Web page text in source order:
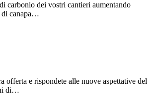
carbonio dei vostri cantieri aumentando
di canapa…
offerta e rispondete alle nuove aspettative del
di…